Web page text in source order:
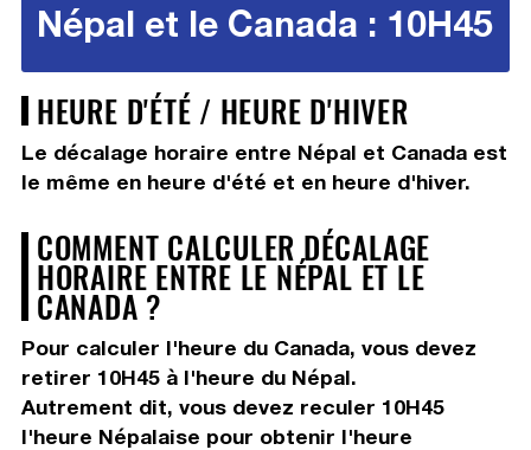
Népal et le Canada : 10H45
HEURE D'ÉTÉ / HEURE D'HIVER
Le décalage horaire entre Népal et Canada est
le même en heure d'été et en heure d'hiver.
COMMENT CALCULER DÉCALAGE
HORAIRE ENTRE LE NÉPAL ET LE
CANADA ?
Pour calculer l'heure du Canada, vous devez
retirer 10H45à l'heure du Népal.
Autrement dit, vous devez reculer 10H45
l'heure Népalaise pour obtenir l'heure